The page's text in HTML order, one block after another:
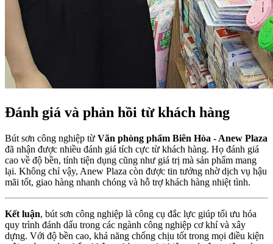
Đánh giá và phản hồi từ khách hàng
Bút sơn công nghiệp từ Văn phòng phẩm Biên Hòa - Anew Plaza
đã nhận được nhiều đánh giá tích cực từ khách hàng. Họ đánh giá
cao về độ bền, tính tiện dụng cũng như giá trị mà sản phẩm mang
lại. Không chỉ vậy, Anew Plaza còn được tin tưởng nhờ dịch vụ hậu
mãi tốt, giao hàng nhanh chóng và hỗ trợ khách hàng nhiệt tình.
Kết luận, bút sơn công nghiệp là công cụ đắc lực giúp tối ưu hóa
quy trình đánh dấu trong các ngành công nghiệp cơ khí và xây
dựng. Với độ bền cao, khả năng chống chịu tốt trong mọi điều kiện